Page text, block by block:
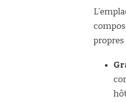
propres